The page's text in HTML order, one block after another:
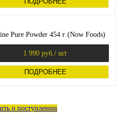
Pure Powder 454 г (Now Foods)
1 990 руб. / шт
ПОДРОБНЕЕ
о поступлении